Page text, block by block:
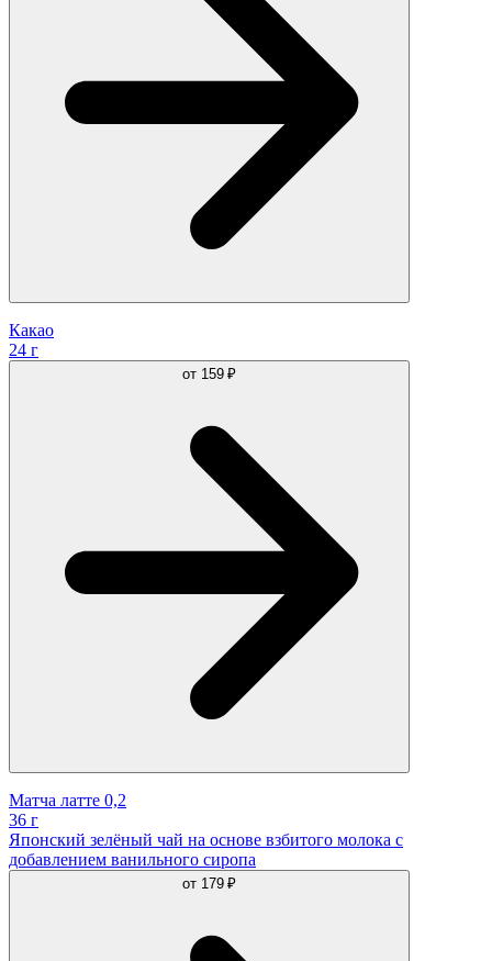
Какао
24 г
от 159 ₽
Матча латте 0,2
36 г
Японский зелёный чай на основе взбитого молока с
добавлением ванильного сиропа
от 179 ₽